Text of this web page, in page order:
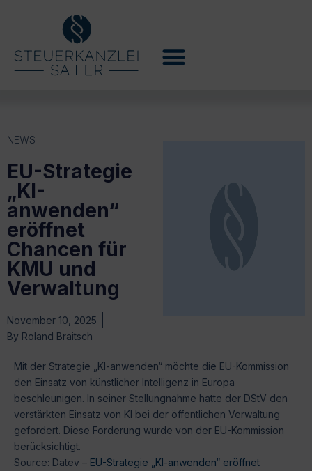
NEWS
EU-Strategie
„KI-
anwenden“
eröffnet
Chancen für
KMU und
Verwaltung
November 10, 2025
By Roland Braitsch
Mit der Strategie „KI-anwenden“ möchte die EU-Kommission
den Einsatz von künstlicher Intelligenz in Europa
beschleunigen. In seiner Stellungnahme hatte der DStV den
verstärkten Einsatz von KI bei der öffentlichen Verwaltung
gefordert. Diese Forderung wurde von der EU-Kommission
berücksichtigt.
Source: Datev – EU-Strategie „KI-anwenden“ eröffnet